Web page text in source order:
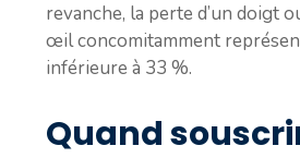
revanche, la perte d’un doigt
œil concomitamment
inférieure à 33 %.
Quand